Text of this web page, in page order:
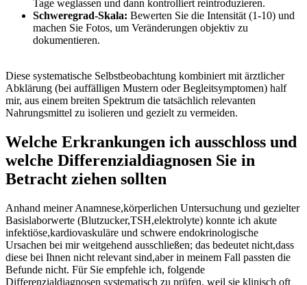
Tage weglassen und dann kontrolliert reintroduzieren.
Schweregrad-Skala: Bewerten ​Sie die⁤ Intensität (1-10) und
machen Sie Fotos, um Veränderungen ‌objektiv zu
dokumentieren.
Diese systematische Selbstbeobachtung⁣ kombiniert mit​ ärztlicher
Abklärung‍ (bei auffälligen Mustern oder ​Begleitsymptomen) half
⁢mir, aus einem⁢ breiten Spektrum ⁤die tatsächlich relevanten
Nahrungsmittel zu isolieren und gezielt zu vermeiden.
Welche ‌Erkrankungen ich ausschloss ⁤und
welche Differenzialdiagnosen Sie in
Betracht ziehen sollten
Anhand meiner Anamnese,körperlichen Untersuchung und gezielter
Basislaborwerte (Blutzucker,TSH,elektrolyte) ​konnte ich ‍akute
infektiöse,kardiovaskuläre und schwere endokrinologische⁤
Ursachen bei mir weitgehend ausschließen; das bedeutet nicht,dass
diese bei ⁣Ihnen nicht‌ relevant sind,aber in meinem Fall passten die
Befunde nicht. Für ‍Sie empfehle ich, folgende‍
Differenzialdiagnosen ​systematisch zu prüfen, weil sie⁣ klinisch⁣ oft